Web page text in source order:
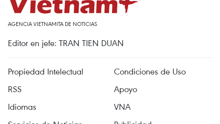
AGENCIA VIETNAMITA DE NOTICIAS
Editor en jefe: TRAN TIEN DUAN
Propiedad Intelectual
Condiciones de Uso
RSS
Apoyo
Idiomas
VNA